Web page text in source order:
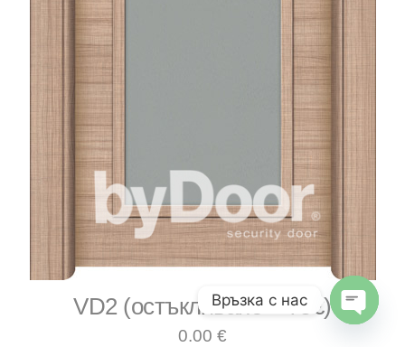
VD2 (остъкляване + 75€)
0.00 €
Връзка с нас